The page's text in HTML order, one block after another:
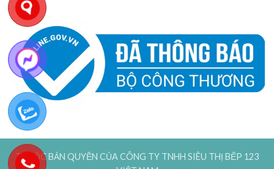
THUỘC BẢN QUYỀN CỦA CÔNG TY TNHH SIÊU THỊ BẾP 123